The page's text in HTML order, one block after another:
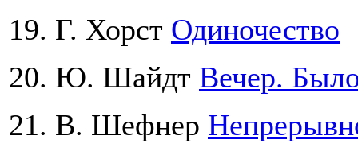
19. Г. Хорст Одиночество
20. Ю. Шайдт Вечер.
21. В. Шефнер